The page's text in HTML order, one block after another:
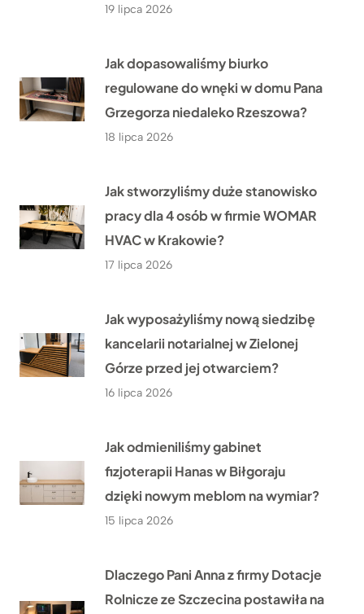
19 lipca 2026
Jak dopasowaliśmy biurko
regulowane do wnęki w domu Pana
Grzegorza niedaleko Rzeszowa?
18 lipca 2026
Jak stworzyliśmy duże stanowisko
pracy dla 4 osób w firmie WOMAR
HVAC w Krakowie?
17 lipca 2026
Jak wyposażyliśmy nową siedzibę
kancelarii notarialnej w Zielonej
Górze przed jej otwarciem?
16 lipca 2026
Jak odmieniliśmy gabinet
fizjoterapii Hanas w Biłgoraju
dzięki nowym meblom na wymiar?
15 lipca 2026
Dlaczego Pani Anna z firmy Dotacje
Rolnicze ze Szczecina postawiła na